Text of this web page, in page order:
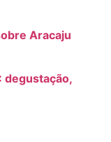
Aracaju
degustação,